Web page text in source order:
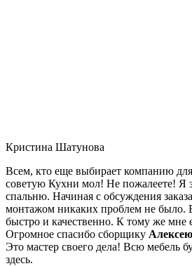
Кристина Шатунова
Всем, кто еще выбирает компанию
советую Кухни мол! Не пожалеете! Я
спальню. Начиная с обсуждения
монтажом никаких проблем не было.
быстро и качественно. К тому же мне
Огромное спасибо сборщику Алексею
Это мастер своего дела! Всю мебель
здесь.